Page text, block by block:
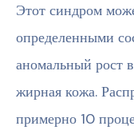
Этот синдром
определенными
аномальный рост
жирная кожа.
примерно 10